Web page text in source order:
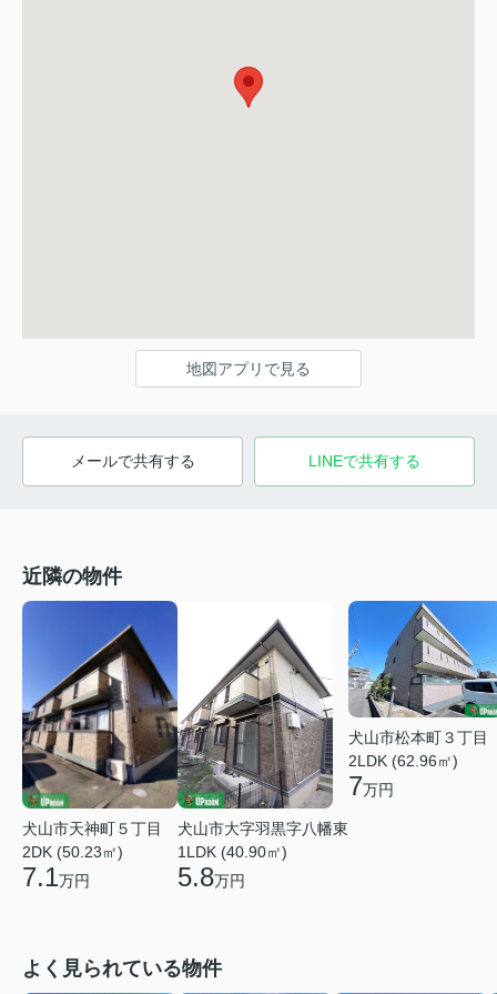
地図アプリで見る
メールで共有する LINEで共有する
近隣の物件
犬山市天神町５丁目
2DK (50.23㎡)
7.1万円
犬山市大字羽黒字八幡東
1LDK (40.90㎡)
5.8万円
犬山市松本町３丁目
2LDK (62.96㎡)
7万円
よく見られている物件